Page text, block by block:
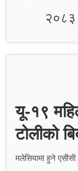
२०८३
यू-१९
टोलीको
मलेसियामा हुने